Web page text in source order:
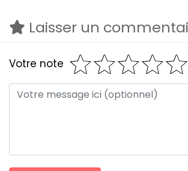
Laisser un
Votre note